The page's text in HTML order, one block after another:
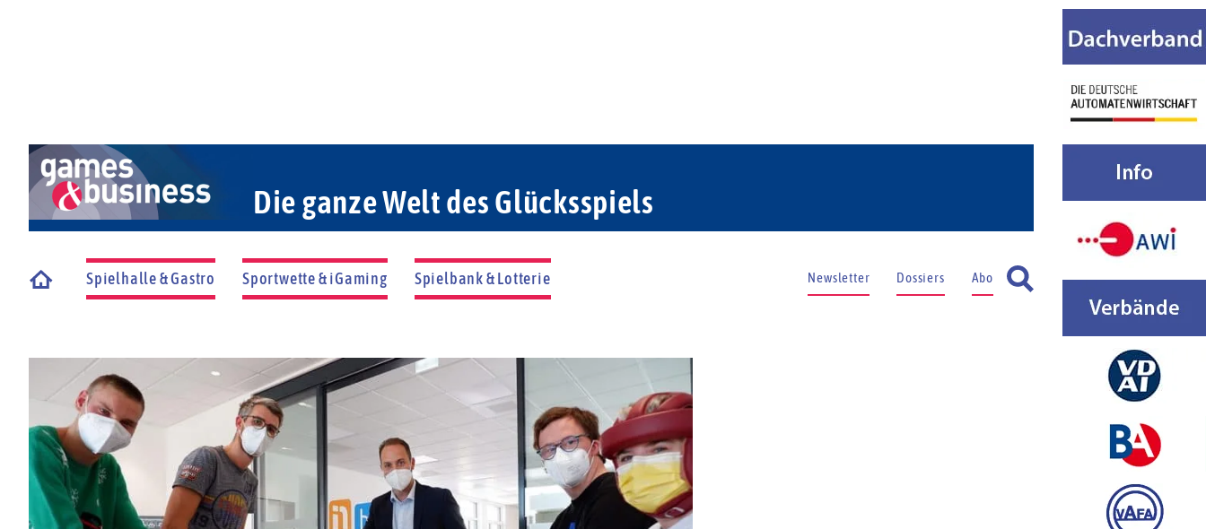
Die ganze Welt des Glücksspiels
Spielhalle & Gastro Sportwette & iGaming Spielbank & Lotterie Newsletter Dossiers Abo